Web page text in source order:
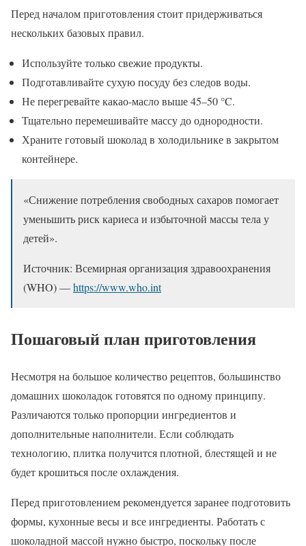
Перед началом приготовления стоит придерживаться
нескольких базовых правил.
Используйте только свежие продукты.
Подготавливайте сухую посуду без следов воды.
Не перегревайте какао-масло выше 45–50 °C.
Тщательно перемешивайте массу до однородности.
Храните готовый шоколад в холодильнике в закрытом
контейнере.
«Снижение потребления свободных сахаров помогает
уменьшить риск кариеса и избыточной массы тела у
детей».
Источник: Всемирная организация здравоохранения
(WHO) —https://www.who.int
Пошаговый план приготовления
Несмотря на большое количество рецептов, большинство
домашних шоколадок готовятся по одному принципу.
Различаются только пропорции ингредиентов и
дополнительные наполнители. Если соблюдать
технологию, плитка получится плотной, блестящей и не
будет крошиться после охлаждения.
Перед приготовлением рекомендуется заранее подготовить
формы, кухонные весы и все ингредиенты. Работать с
шоколадной массой нужно быстро, поскольку после